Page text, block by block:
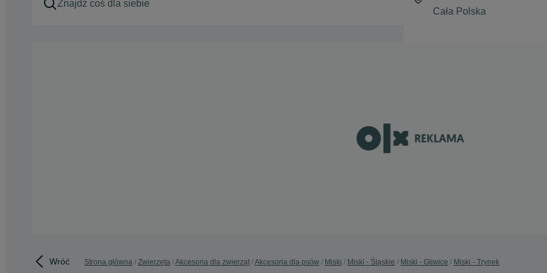
Wróć Strona główna Zwierzęta Akcesoria dla zwierząt Akcesoria dla psów Miski Miski - Śląskie Miski - Gliwice Miski - Trynek